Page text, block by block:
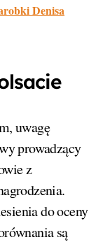
Denisa
uwagę
prowadzący
z
do oceny
są